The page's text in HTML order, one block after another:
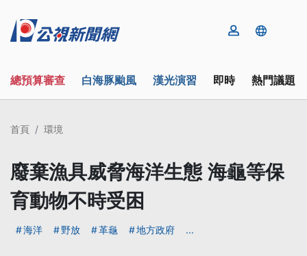
總預算審查 白海豚颱風 漢光演習 即時 熱門議題
首頁 環境
廢棄漁具威脅海洋生態 海龜等保
育動物不時受困
海洋 野放 革龜 地方政府 ...